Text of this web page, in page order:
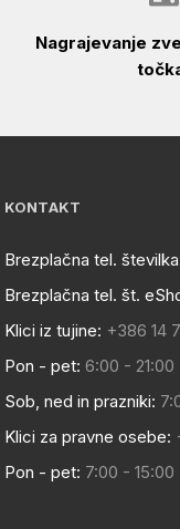
Nagrajevanje
KONTAKT
Brezplačna tel.
Brezplačna tel. št.
Klici iz tujine: +386 14
Pon - pet: 6:00 - 21:00
Sob, ned in prazniki:
Klici za pravne osebe:
Pon - pet: 7:00 - 15:00